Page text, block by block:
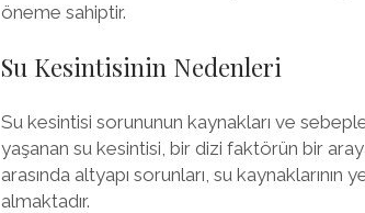
öneme sahiptir.
Su Kesintisinin Nedenleri
Su kesintisi sorununun kaynakları ve
yaşanan su kesintisi, bir dizi faktörün bir
arasında altyapı sorunları, su
almaktadır.